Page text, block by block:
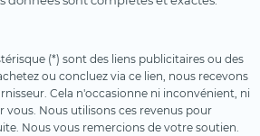
(*) sont des liens publicitaires ou des
ou concluez via ce lien, nous recevons
Cela n'occasionne ni inconvénient, ni
Nous utilisons ces revenus pour
Nous vous remercions de votre soutien.